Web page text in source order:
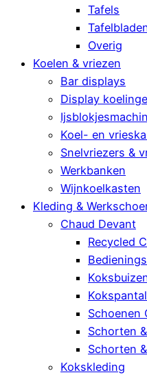
Tafels
Overig
Koelen & vriezen
Bar displays
Display
Koel- en
Snelvriezers &
Werkbanken
Wijnkoelkasten
Kleding &
Chaud Devant
Recycled
Schoenen
Schorten
Schorten
Kokskleding